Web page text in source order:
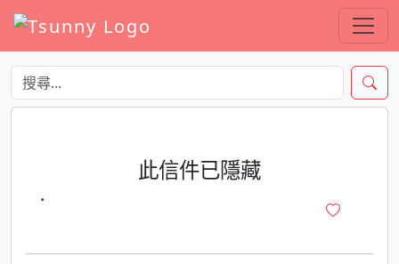
此信件已隱藏
·